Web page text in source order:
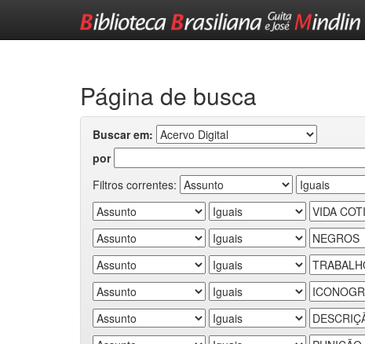
Página de busca
Buscar em:
por
Filtros correntes: